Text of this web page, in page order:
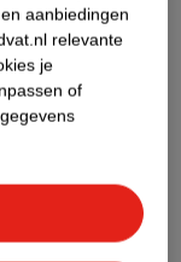
Nature
aanbiedingen
relevante
je
of